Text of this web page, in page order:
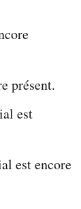
présent.
est
est encore